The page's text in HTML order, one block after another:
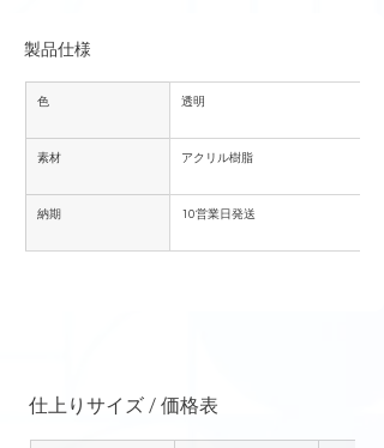
製品仕様
色 透明
素材 アクリル樹脂
納期 10営業日発送
仕上りサイズ / 価格表